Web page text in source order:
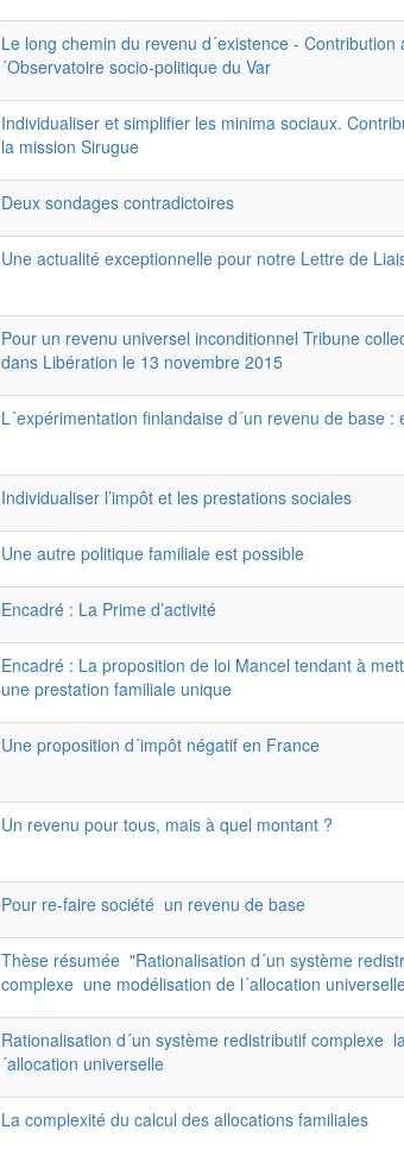
Le long chemin du revenu d´existence - Contribution
´Observatoire socio-politique du Var
Individualiser et simplifier les minima sociaux.
la mission Sirugue
Deux sondages contradictoires
Une actualité exceptionnelle pour notre Lettre de
Pour un revenu universel inconditionnel Tribune
dans Libération le 13 novembre 2015
L´expérimentation finlandaise d´un revenu de base :
Individualiser l’impôt et les prestations sociales
Une autre politique familiale est possible
Encadré : La Prime d’activité
Encadré : La proposition de loi Mancel tendant à
une prestation familiale unique
Une proposition d´impôt négatif en France
Un revenu pour tous, mais à quel montant ?
Pour re-faire société ­ un revenu de base
Thèse résumée ­ "Rationalisation d´un système
complexe ­ une modélisation de l´allocation
Rationalisation d´un système redistributif complexe
´allocation universelle
La complexité du calcul des allocations familiales